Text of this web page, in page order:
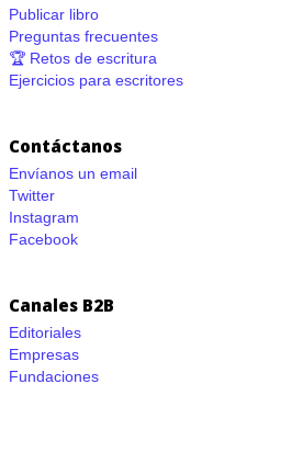
Publicar libro
Preguntas frecuentes
🏆 Retos de escritura
Ejercicios para escritores
Contáctanos
Envíanos un email
Twitter
Instagram
Facebook
Canales B2B
Editoriales
Empresas
Fundaciones